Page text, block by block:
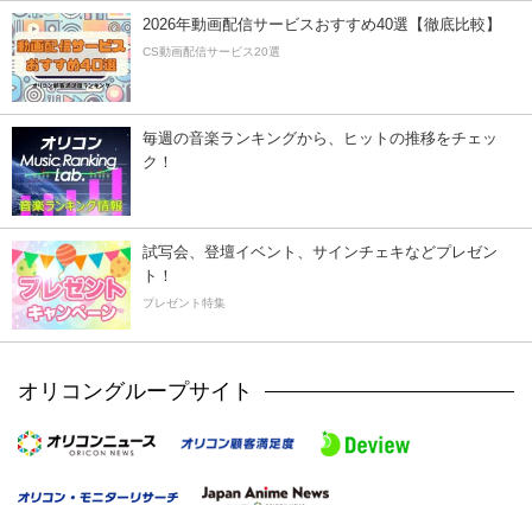
2026年動画配信サービスおすすめ40選【徹底比較】
CS動画配信サービス20選
毎週の音楽ランキングから、ヒットの推移をチェッ
ク！
試写会、登壇イベント、サインチェキなどプレゼン
ト！
プレゼント特集
オリコングループサイト